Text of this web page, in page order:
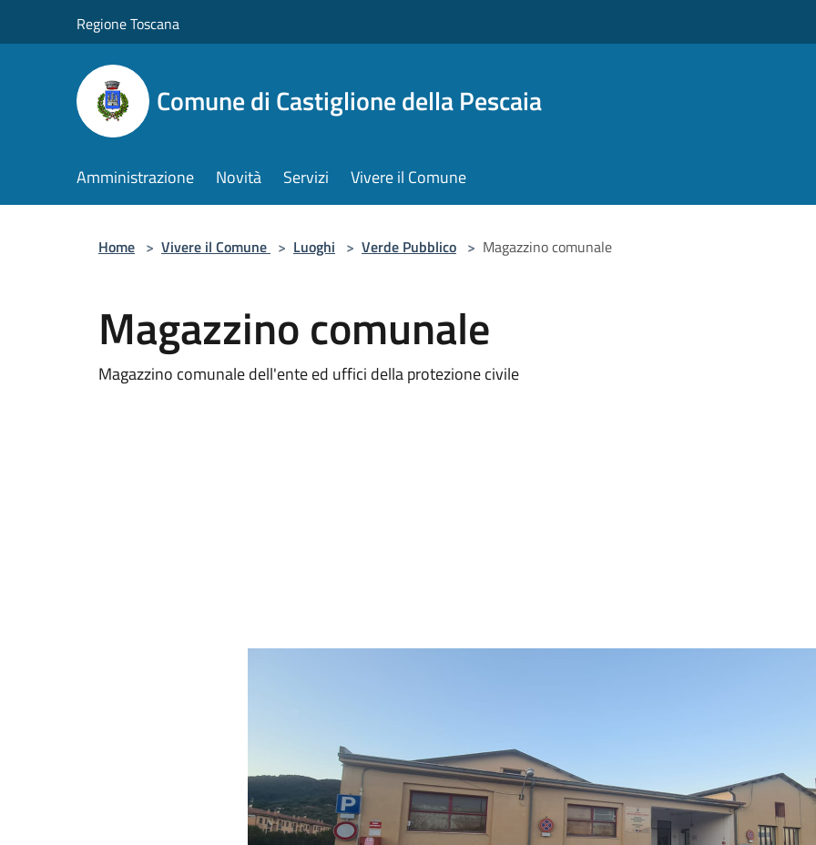
Regione Toscana
Comune di Castiglione della Pescaia
Amministrazione Novità Servizi Vivere il Comune
Home > Vivere il Comune > Luoghi > Verde Pubblico > Magazzino comunale
Magazzino comunale
Magazzino comunale dell'ente ed uffici della protezione civile